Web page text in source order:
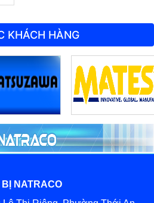
KHÁCH HÀNG
NATRACO